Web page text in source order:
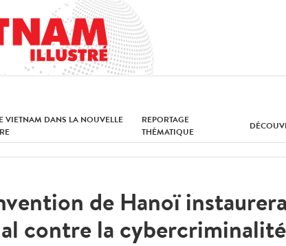
VIETNAM DANS LA NOUVELLE
REPORTAGE
THÉMATIQUE
de Hanoï
contre la cybercriminalité